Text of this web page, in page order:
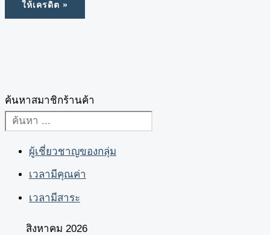
ค้นหาสมาชิกร้านค้า
ผู้เชี่ยวชาญของกลุ่ม
เวลามีคุณค่า
เวลามีสาระ
สิงหาคม 2026